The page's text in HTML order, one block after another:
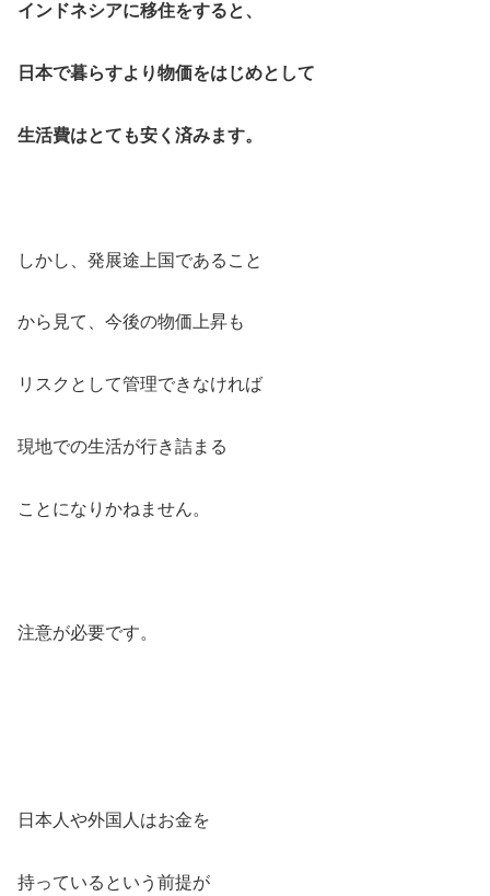
インドネシアに移住をすると、
日本で暮らすより物価をはじめとして
生活費はとても安く済みます。
しかし、発展途上国であること
から見て、今後の物価上昇も
リスクとして管理できなければ
現地での生活が行き詰まる
ことになりかねません。
注意が必要です。
日本人や外国人はお金を
持っているという前提が